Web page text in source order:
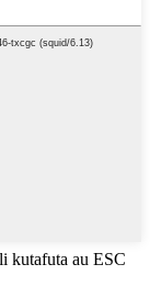
kutafuta au ESC